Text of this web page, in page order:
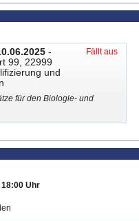
-
99, 22999
und
Fällt aus
für den Biologie- und
Uhr